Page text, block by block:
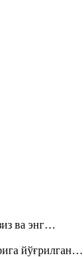
ва энг…
йўғрилган…